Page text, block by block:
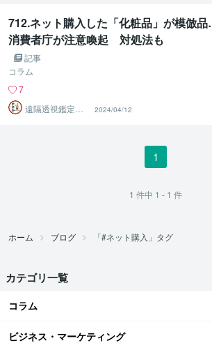
712.ネット購入した「化粧品」が模倣
消費者庁が注意喚起 対処法も
記事
コラム
7
遠隔透視鑑定
師・すずか✡
2024/04/12
1
1 件中 1 - 1 件
ホーム ブログ 「#ネット購入」タグ
カテゴリ一覧
コラム
ビジネス・マーケティング